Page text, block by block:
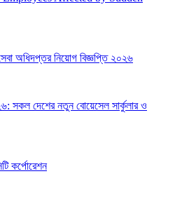
অধিদপ্তর নিয়োগ বিজ্ঞপ্তি ২০২৬
সকল দেশের নতুন বোয়েসেল সার্কুলার ও
কর্পোরেশন